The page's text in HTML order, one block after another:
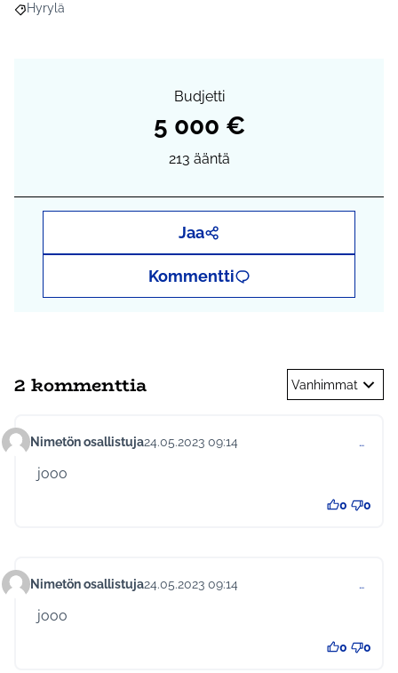
Rajaa tulokset aihepiirin mukaan: Hyrylä
Hyrylä
Budjetti
5 000 €
213 ääntä
Jaa
Kommentti
2 kommenttia Vanhimmat
Kommentti 956
Nimetön osallistuja24.05.2023 09:14 …
jooo
0 0
Kommentti 957
Nimetön osallistuja24.05.2023 09:14 …
jooo
0 0